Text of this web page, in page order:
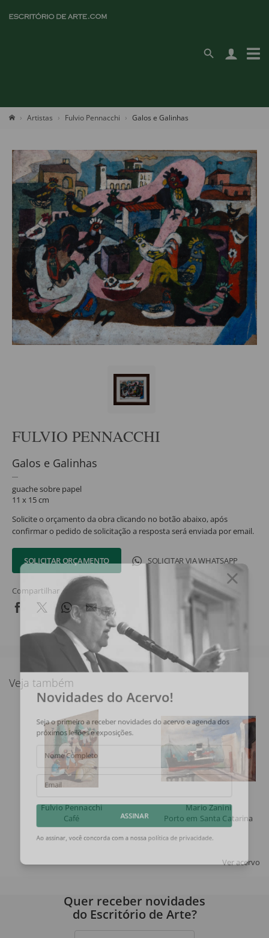
Artistas Fulvio Pennacchi Galos e Galinhas
FULVIO PENNACCHI
Galos e Galinhas
guache sobre papel
11 x 15 cm
Solicite o orçamento da obra clicando no botão abaixo, após
confirmar o pedido de solicitação a resposta será enviada por email.
SOLICITAR ORÇAMENTO SOLICITAR VIA WHATSAPP
Compartilhar
Veja também
Fulvio Pennacchi
Café
Mario Zanini
Porto em Santa Catarina
Ver acervo
Novidades do Acervo!
Seja o primeiro a receber novidades do acervo e agenda dos
próximos leilões e exposições.
Nome Completo
ASSINAR
Quer receber novidades
do Escritório de Arte?